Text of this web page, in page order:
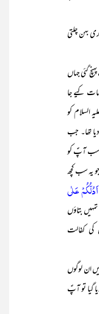
بہن چلتی
گئی جہاں
کیے جا
السلام کو
تھا۔ جب
سب آپؑ کو
یہ سب کچھ
عَلٰی
بتاؤں
کفالت
ان لوگوں
گیا تو آپؑ